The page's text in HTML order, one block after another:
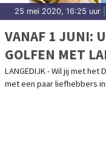
25 mei 2020, 16:25 uur
VANAF 1 JUNI:
GOLFEN MET
LANGEDIJK - Wil jij met
met een paar liefhebbers